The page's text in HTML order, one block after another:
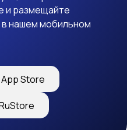
и размещайте
нашем мобильном
App Store